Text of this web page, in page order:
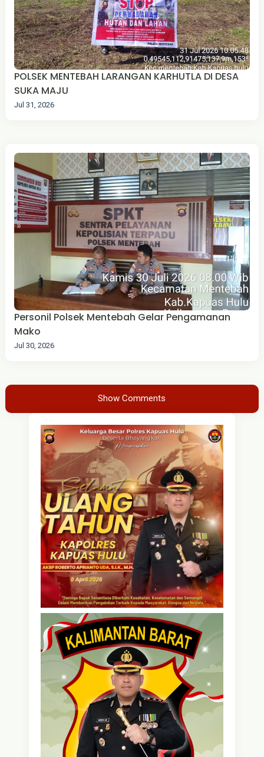
POLSEK MENTEBAH LARANGAN KARHUTLA DI DESA
SUKA MAJU‎
Jul 31, 2026
Personil Polsek Mentebah Gelar Pengamanan
Mako
Jul 30, 2026
Show Comments